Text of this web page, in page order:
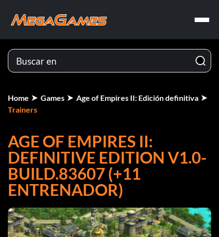
Home Games
Age of Empires II: Edición definitiva
Trainers
AGE OF EMPIRES II:
DEFINITIVE EDITION V1.0-
BUILD.83607 (+11
ENTRENADOR)